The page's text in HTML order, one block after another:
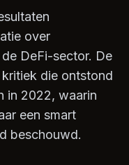
over
DeFi-sector. De
die ontstond
in 2022, waarin
een smart
beschouwd.